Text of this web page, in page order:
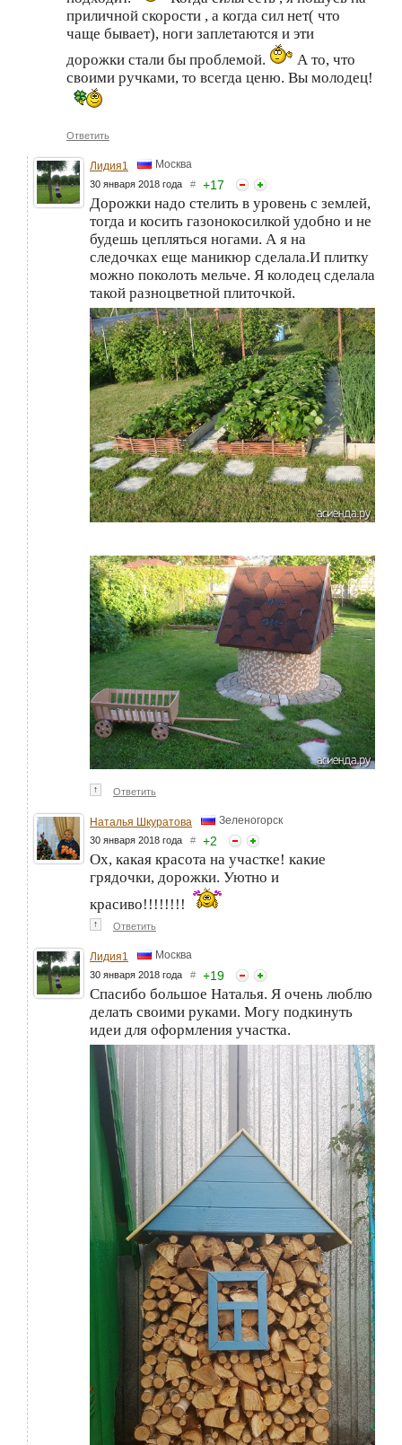
приличной скорости , а когда сил нет( что
чаще бывает), ноги заплетаются и эти
дорожки стали бы проблемой.
А то, что
своими ручками, то всегда ценю. Вы молодец!
Ответить
Лидия1 Москва
30 января 2018 года # +17
Дорожки надо стелить в уровень с землей,
тогда и косить газонокосилкой удобно и не
будешь цепляться ногами. А я на
следочках еще маникюр сделала.И плитку
можно поколоть мельче. Я колодец сделала
такой разноцветной плиточкой.
↑ Ответить
Наталья Шкуратова Зеленогорск
30 января 2018 года # +2
Ох, какая красота на участке! какие
грядочки, дорожки. Уютно и
красиво!!!!!!!!
↑ Ответить
Лидия1 Москва
30 января 2018 года # +19
Спасибо большое Наталья. Я очень люблю
делать своими руками. Могу подкинуть
идеи для оформления участка.